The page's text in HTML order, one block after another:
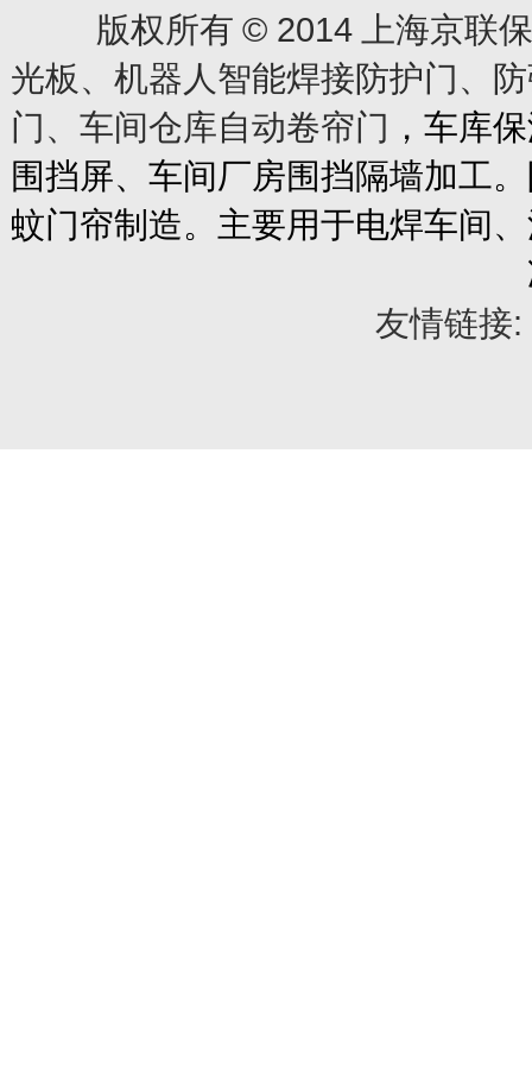
版权所有 © 2014上海京联
光板、机器人智能焊接防护门、
门、车间仓库自动卷帘门 ，车库
围挡屏、车间厂房围挡隔墙加工
蚊门帘制造。主要用于电焊车间
友情链接: